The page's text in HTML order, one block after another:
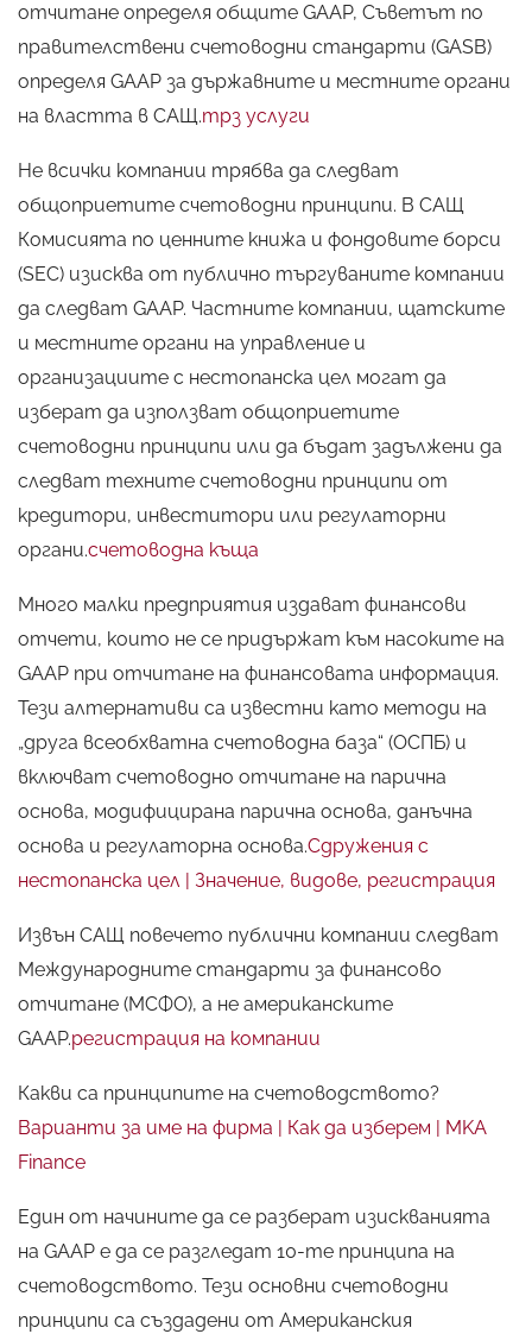
отчитане определя общите GAAP, Съветът по
правителствени счетоводни стандарти (GASB)
определя GAAP за държавните и местните органи
на властта в САЩ.трз услуги
Не всички компании трябва да следват
общоприетите счетоводни принципи. В САЩ
Комисията по ценните книжа и фондовите борси
(SEC) изисква от публично търгуваните компании
да следват GAAP. Частните компании, щатските
и местните органи на управление и
организациите с нестопанска цел могат да
изберат да използват общоприетите
счетоводни принципи или да бъдат задължени да
следват техните счетоводни принципи от
кредитори, инвеститори или регулаторни
органи.счетоводна къща
Много малки предприятия издават финансови
отчети, които не се придържат към насоките на
GAAP при отчитане на финансовата информация.
Тези алтернативи са известни като методи на
„друга всеобхватна счетоводна база“ (ОСПБ) и
включват счетоводно отчитане на парична
основа, модифицирана парична основа, данъчна
основа и регулаторна основа.Сдружения с
нестопанска цел | Значение, видове, регистрация
Извън САЩ повечето публични компании следват
Международните стандарти за финансово
отчитане (МСФО), а не американските
GAAP.регистрация на компании
Какви са принципите на счетоводството?
Варианти за име на фирма | Как да изберем | MKA
Finance
Един от начините да се разберат изискванията
на GAAP е да се разгледат 10-те принципа на
счетоводството. Тези основни счетоводни
принципи са създадени от Американския